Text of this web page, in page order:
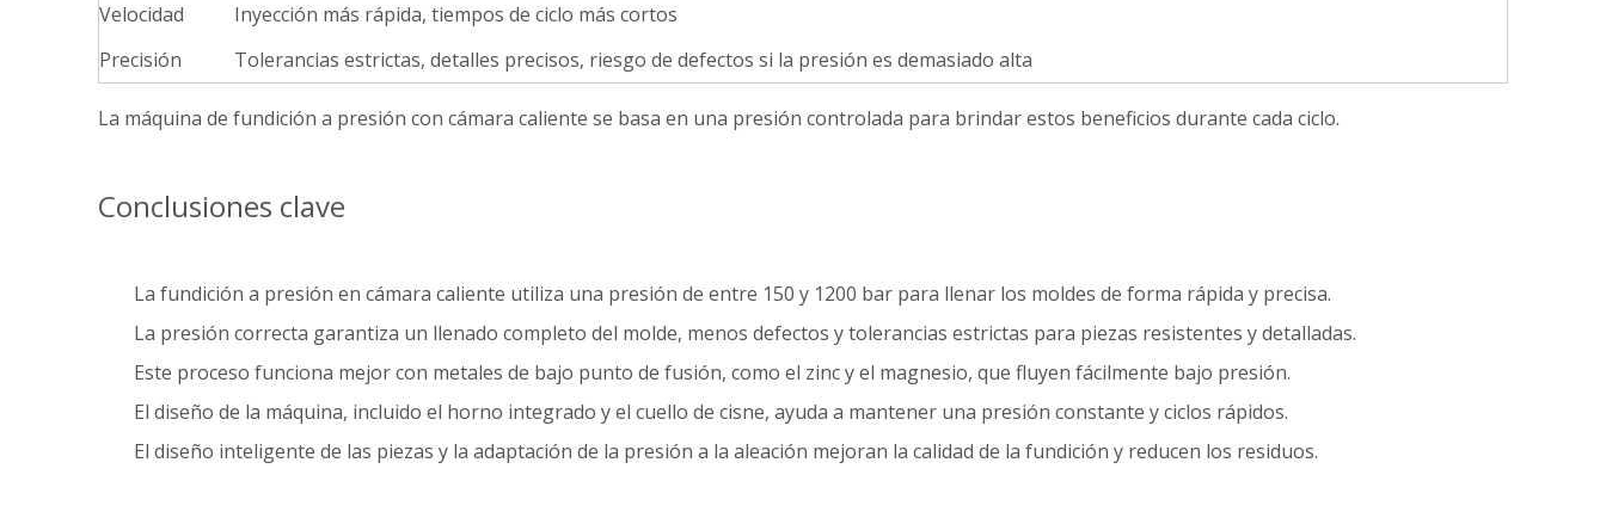
Velocidad
Inyección más rápida, tiempos de ciclo más cortos
Precisión
Tolerancias estrictas, detalles precisos, riesgo de defectos si la presión es demasiado alta
La máquina de fundición a presión con cámara caliente se basa en una presión controlada para brindar estos beneficios durante cada ciclo.
Conclusiones clave
La fundición a presión en cámara caliente utiliza una presión de entre 150 y 1200 bar para llenar los moldes de forma rápida y precisa.
La presión correcta garantiza un llenado completo del molde, menos defectos y tolerancias estrictas para piezas resistentes y detalladas.
Este proceso funciona mejor con metales de bajo punto de fusión, como el zinc y el magnesio, que fluyen fácilmente bajo presión.
El diseño de la máquina, incluido el horno integrado y el cuello de cisne, ayuda a mantener una presión constante y ciclos rápidos.
El diseño inteligente de las piezas y la adaptación de la presión a la aleación mejoran la calidad de la fundición y reducen los residuos.